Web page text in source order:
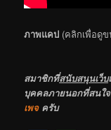
ภาพแคป (คลิกเพื่อดู
สมาชิกที่สนับสนุนเว็บ
บุคคลภายนอกที่สนใ
เพจครับ